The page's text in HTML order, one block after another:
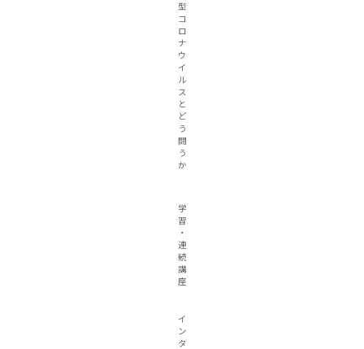
型
コ
ロ
ナ
ウ
イ
ル
ス
と
ど
う
闘
う
か
学
習
・
連
続
講
座
イ
ン
タ